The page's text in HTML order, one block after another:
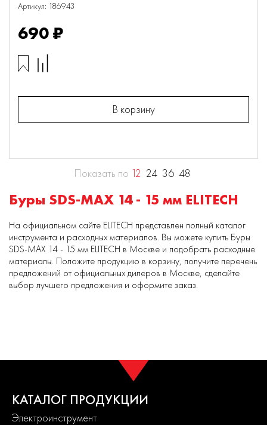
Артикул: 186943
690 ₽
В корзину
Показать по 12 24 36 48
Буры SDS-MAX 14 - 15 мм ELITECH
На официальном сайте ELITECH представлен полный каталог
инструмента и расходных материалов. Вы можете купить Буры
SDS-MAX 14 - 15 мм ELITECH в Москве и подобрать расходные
материалы. Положите продукцию в корзину, получите перечень
предложений от официальных дилеров в Москве, сделайте
выбор лучшего предложения и оформите заказ.
КАТАЛОГ ПРОДУКЦИИ
Электроинструмент